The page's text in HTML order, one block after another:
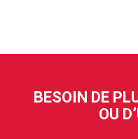
BESOIN DE
OU